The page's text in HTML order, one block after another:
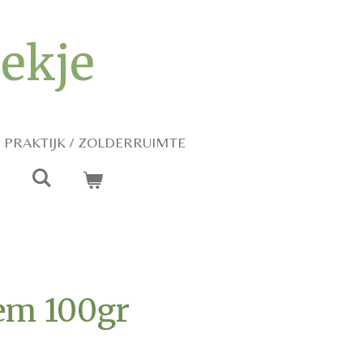
PRAKTIJK / ZOLDERRUIMTE
100gr